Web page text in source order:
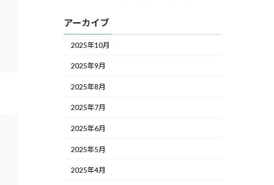
アーカイブ
2025年10月
2025年9月
2025年8月
2025年7月
2025年6月
2025年5月
2025年4月